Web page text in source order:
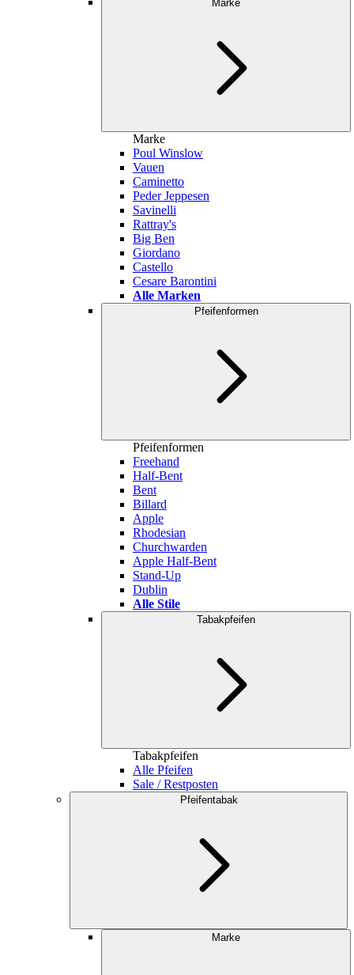
Marke
Marke
Poul Winslow
Vauen
Caminetto
Peder Jeppesen
Savinelli
Rattray's
Big Ben
Giordano
Castello
Cesare Barontini
Alle Marken
Pfeifenformen
Pfeifenformen
Freehand
Half-Bent
Bent
Billard
Apple
Rhodesian
Churchwarden
Apple Half-Bent
Stand-Up
Dublin
Alle Stile
Tabakpfeifen
Tabakpfeifen
Alle Pfeifen
Sale / Restposten
Pfeifentabak
Marke